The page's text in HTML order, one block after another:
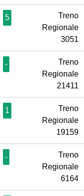
5
Treno
Regionale
3051
-
Treno
Regionale
21411
1
Treno
Regionale
19159
-
Treno
Regionale
6164